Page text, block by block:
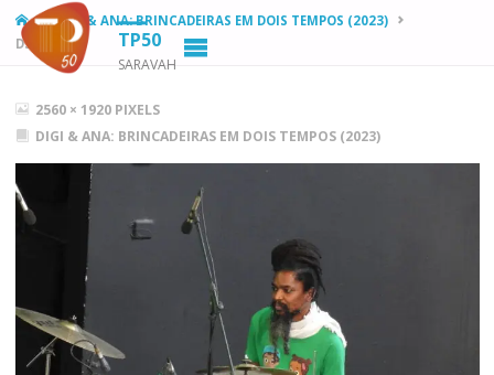
TP50
SARAVAH
HOMEDIGI & ANA: BRINCADEIRAS EM DOIS TEMPOS (2023)
DSCN3914
FULL
SIZE
2560 × 1920 PIXELS
DIGI & ANA: BRINCADEIRAS EM DOIS TEMPOS (2023)